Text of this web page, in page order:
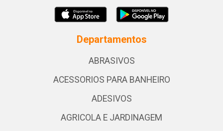
Departamentos
ABRASIVOS
ACESSORIOS PARA BANHEIRO
ADESIVOS
AGRICOLA E JARDINAGEM